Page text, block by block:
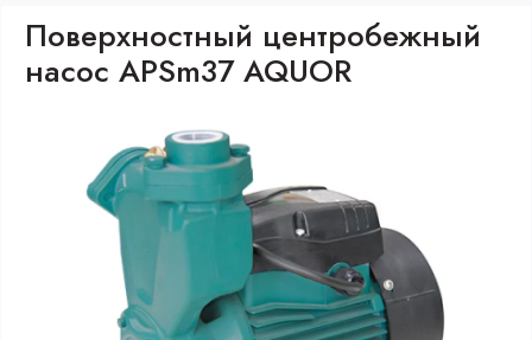
Поверхностный центробежный
насос APSm37 AQUOR